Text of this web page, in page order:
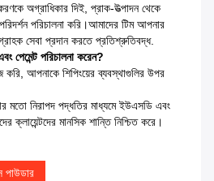
অগ্রাধিকার দিই, প্রাক-উত্পাদন থেকে
পরিচালনা করি।আমাদের টিম আপনার
সেবা প্রদান করতে প্রতিশ্রুতিবদ্ধ.
পেমেন্ট পরিচালনা করেন?
করি, আপনাকে শিপিংয়ের ব্যবস্থাগুলির উপর
মতো নিরাপদ পদ্ধতির মাধ্যমে ইউএসডি এবং
ক্লায়েন্টদের মানসিক শান্তি নিশ্চিত করে।
পাউডার